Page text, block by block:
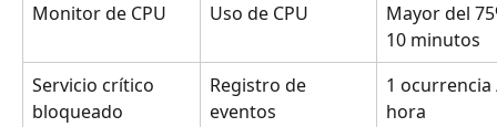
Monitor de CPU
Uso de CPU
Mayor del
10 minutos
Servicio crítico
bloqueado
Registro de
eventos
1
hora